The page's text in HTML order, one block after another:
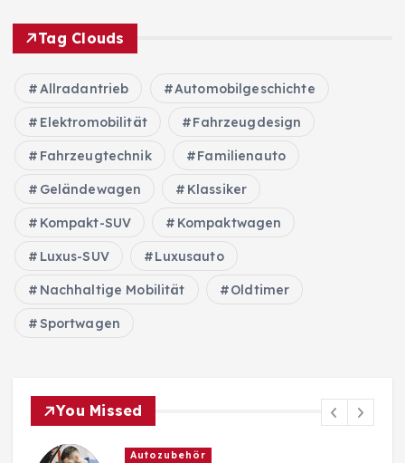
Tag Clouds
Allradantrieb Automobilgeschichte
Elektromobilität Fahrzeugdesign
Fahrzeugtechnik Familienauto
Geländewagen Klassiker
Kompakt-SUV Kompaktwagen
Luxus-SUV Luxusauto
Nachhaltige Mobilität Oldtimer
Sportwagen
You Missed
Autozubehör